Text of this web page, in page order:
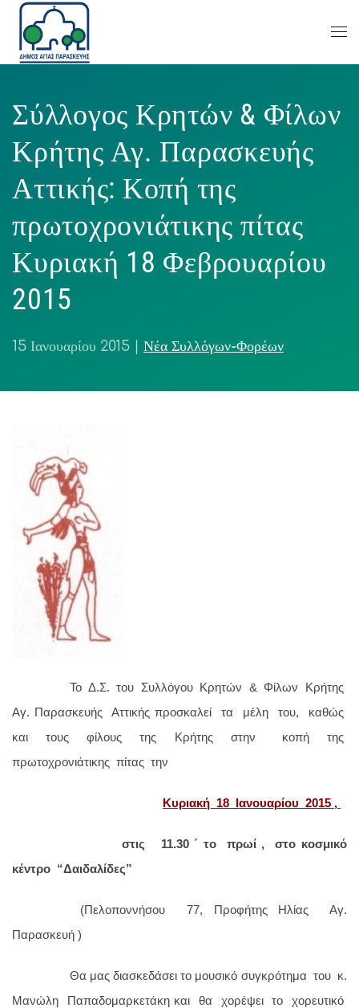
Σύλλογος Κρητών & Φίλων
Κρήτης Αγ. Παρασκευής
Αττικής: Κοπή της
πρωτοχρονιάτικης πίτας
Κυριακή 18 Φεβρουαρίου
2015
15 Ιανουαρίου 2015 Νέα Συλλόγων-Φορέων
Το Δ.Σ. του Συλλόγου Κρητών & Φίλων Κρήτης
Αγ. Παρασκευής Αττικής προσκαλεί τα μέλη του, καθώς
και τους φίλους της Κρήτης στην κοπή της
πρωτοχρονιάτικης πίτας την
Κυριακή 18 Ιανουαρίου 2015 ,
στις 11.30 ΄ το πρωί , στο κοσμικό
κέντρο “Δαιδαλίδες”
(Πελοποννήσου 77, Προφήτης Ηλίας Αγ.
Παρασκευή )
Θα μας διασκεδάσει το μουσικό συγκρότημα του κ.
Μανώλη Παπαδομαρκετάκη και θα χορέψει το χορευτικό